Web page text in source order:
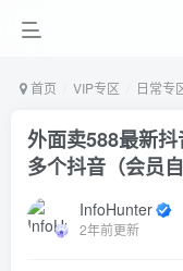
首页 VIP专区 日常专
外面卖588最新
多个抖音（会员自
InfoHunter
2年前更新